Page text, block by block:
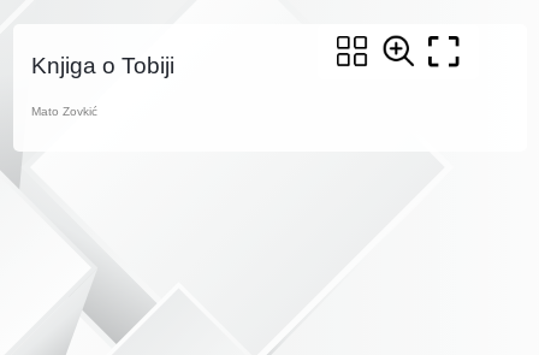
Knjiga o Tobiji
Mato Zovkić